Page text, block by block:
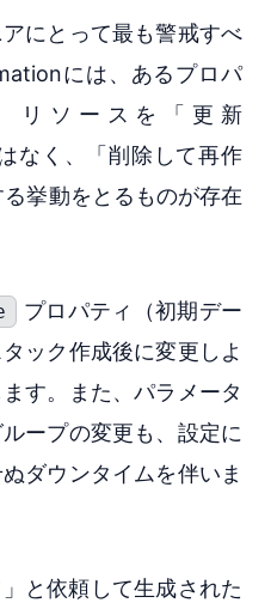
にとって最も警戒すべ
には、あるプロパ
リソースを「更新
なく、「削除して再作
挙動をとるものが存在
プロパティ（初期デー
ック作成後に変更しよ
す。また、パラメータ
ープの変更も、設定に
ダウンタイムを伴いま
と依頼して生成された